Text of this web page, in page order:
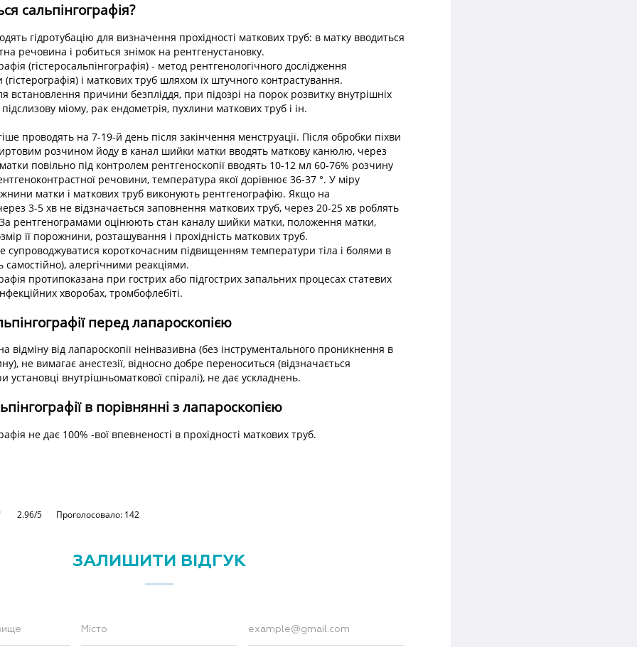
сальпінгографія?
гідротубацію для визначення прохідності маткових труб: в матку вводиться
речовина і робиться знімок на рентгенустановку.
(гістеросальпінгографія) - метод рентгенологічного дослідження
і маткових труб шляхом їх штучного контрастування.
встановлення причини безпліддя, при підозрі на порок розвитку внутрішніх
міому, рак ендометрія, пухлини маткових труб і ін.
проводять на 7-19-й день після закінчення менструації. Після обробки піхви
розчином йоду в канал шийки матки вводять маткову канюлю, через
повільно під контролем рентгеноскопії вводять 10-12 мл 60-76% розчину
речовини, температура якої дорівнює 36-37 °. У міру
матки і маткових труб виконують рентгенографію. Якщо на
3-5 хв не відзначається заповнення маткових труб, через 20-25 хв роблять
За рентгенограмами оцінюють стан каналу шийки матки, положення матки,
її порожнини, розташування і прохідність маткових труб.
супроводжуватися короткочасним підвищенням температури тіла і болями в
самостійно), алергічними реакціями.
протипоказана при гострих або підгострих запальних процесах статевих
хворобах, тромбофлебіті.
перед лапароскопією
відміну від лапароскопії неінвазивна (без інструментального проникнення в
не вимагає анестезії, відносно добре переноситься (відзначається
установці внутрішньоматкової спіралі), не дає ускладнень.
в порівнянні з лапароскопією
не дає 100% -вої впевненості в прохідності маткових труб.
2.96/5 Проголосовало: 142
ЗАЛИШИТИ ВІДГУК